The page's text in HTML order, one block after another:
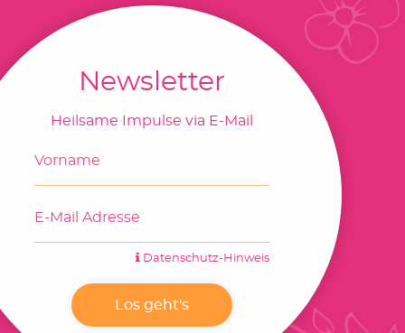
Newsletter
Heilsame Impulse via E-Mail
Datenschutz-Hinweis